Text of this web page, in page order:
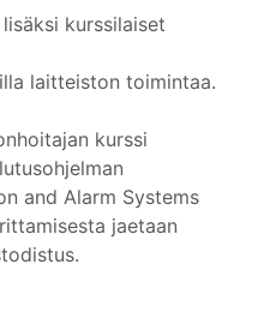
kurssilaiset
laitteiston toimintaa.
kurssi
and Alarm Systems
jaetaan